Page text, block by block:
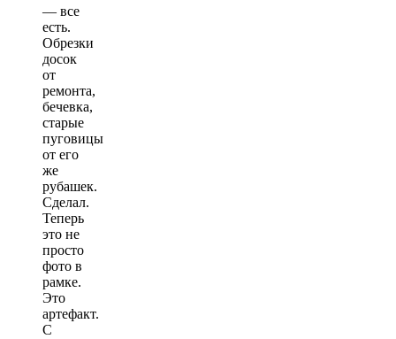
— все
есть.
Обрезки
досок
от
ремонта,
бечевка,
старые
пуговицы
от его
же
рубашек.
Сделал.
Теперь
это не
просто
фото в
рамке.
Это
артефакт.
С